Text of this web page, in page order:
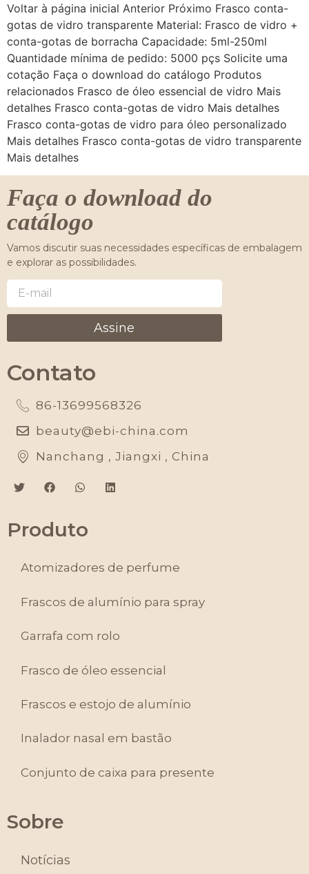
Voltar à página inicial Anterior Próximo Frasco conta-
gotas de vidro transparente Material: Frasco de vidro +
conta-gotas de borracha Capacidade: 5ml-250ml
Quantidade mínima de pedido: 5000 pçs Solicite uma
cotação Faça o download do catálogo Produtos
relacionados Frasco de óleo essencial de vidro Mais
detalhes Frasco conta-gotas de vidro Mais detalhes
Frasco conta-gotas de vidro para óleo personalizado
Mais detalhes Frasco conta-gotas de vidro transparente
Mais detalhes
Faça o download do
catálogo
Vamos discutir suas necessidades específicas de embalagem
e explorar as possibilidades.
Assine
Contato
86-13699568326
beauty@ebi-china.com
Nanchang , Jiangxi , China
Produto
Atomizadores de perfume
Frascos de alumínio para spray
Garrafa com rolo
Frasco de óleo essencial
Frascos e estojo de alumínio
Inalador nasal em bastão
Conjunto de caixa para presente
Sobre
Notícias